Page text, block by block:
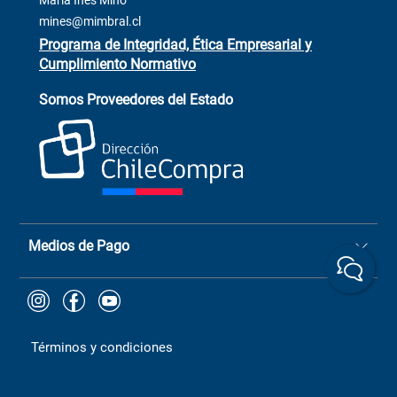
Trabaja con Nosotros
+(73) 256
ChileCompras
+56 9 9888 9549
mines@mimbral.cl
Programa de Integridad, Ética Empresarial y
Cumplimiento Normativo
Somos Proveedores del Estado
Medios de Pago
Términos y condiciones